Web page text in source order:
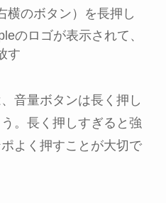
横のボタン）を長押し
のロゴが表示されて、
す
音量ボタンは長く押し
。長く押しすぎると強
よく押すことが大切で